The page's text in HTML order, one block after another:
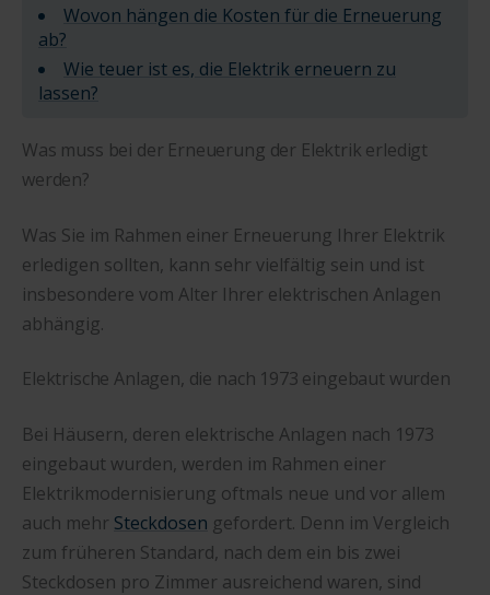
Wovon hängen die Kosten für die Erneuerung
ab?
Wie teuer ist es, die Elektrik erneuern zu
lassen?
Was muss bei der Erneuerung der Elektrik erledigt
werden?
Was Sie im Rahmen einer Erneuerung Ihrer Elektrik
erledigen sollten, kann sehr vielfältig sein und ist
insbesondere vom Alter Ihrer elektrischen Anlagen
abhängig.
Elektrische Anlagen, die nach 1973 eingebaut wurden
Bei Häusern, deren elektrische Anlagen nach 1973
eingebaut wurden, werden im Rahmen einer
Elektrikmodernisierung oftmals neue und vor allem
auch mehr Steckdosen gefordert. Denn im Vergleich
zum früheren Standard, nach dem ein bis zwei
Steckdosen pro Zimmer ausreichend waren, sind